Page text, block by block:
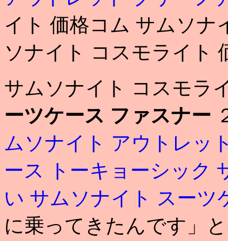
イト 価格コム サムソナ
ソナイト コスモライト
サムソナイト コスモラ
ーツケース ファスナー
ムソナイト アウトレッ
ース トーキョーシック
い サムソナイト スーツ
に乗ってきたんです」